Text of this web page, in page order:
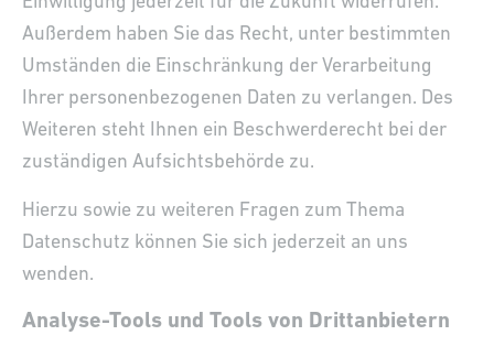
Außerdem haben Sie das Recht, unter bestimmten
Umständen die Einschränkung der Verarbeitung
Ihrer personenbezogenen Daten zu verlangen. Des
Weiteren steht Ihnen ein Beschwerderecht bei der
zuständigen Aufsichtsbehörde zu.
Hierzu sowie zu weiteren Fragen zum Thema
Datenschutz können Sie sich jederzeit an uns
wenden.
Analyse-Tools und Tools von Dritt­anbietern